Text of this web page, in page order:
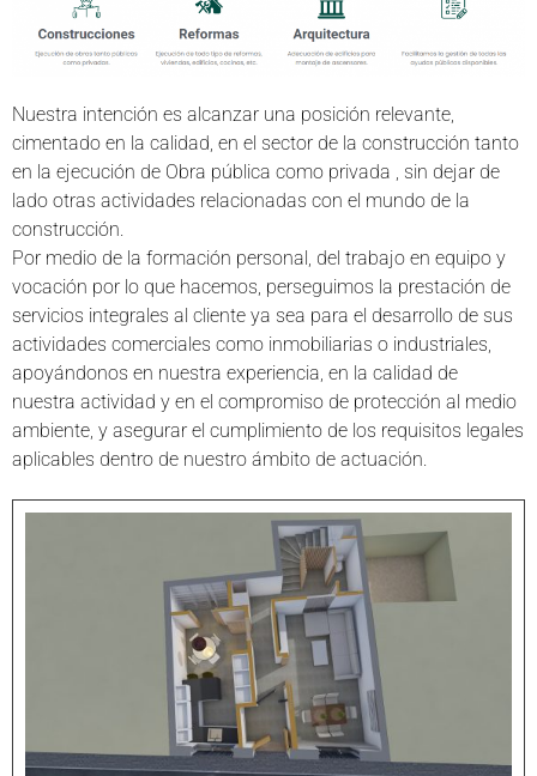
Nuestra intención es alcanzar una posición relevante,
cimentado en la calidad, en el sector de la construcción tanto
en la ejecución de Obra pública como privada , sin dejar de
lado otras actividades relacionadas con el mundo de la
construcción.
Por medio de la formación personal, del trabajo en equipo y
vocación por lo que hacemos, perseguimos la prestación de
servicios integrales al cliente ya sea para el desarrollo de sus
actividades comerciales como inmobiliarias o industriales,
apoyándonos en nuestra experiencia, en la calidad de
nuestra actividad y en el compromiso de protección al medio
ambiente, y asegurar el cumplimiento de los requisitos legales
aplicables dentro de nuestro ámbito de actuación.